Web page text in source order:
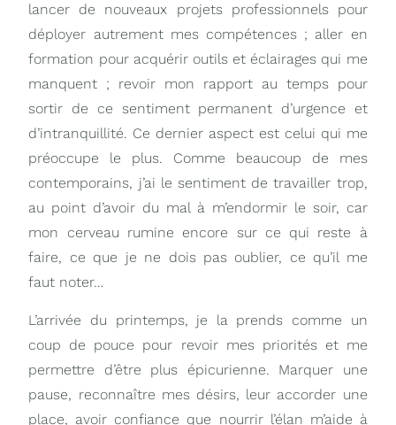
lancer de nouveaux projets professionnels pour
déployer autrement mes compétences ; aller en
formation pour acquérir outils et éclairages qui me
manquent ; revoir mon rapport au temps pour
sortir de ce sentiment permanent d’urgence et
d’intranquillité. Ce dernier aspect est celui qui me
préoccupe le plus. Comme beaucoup de mes
contemporains, j’ai le sentiment de travailler trop,
au point d’avoir du mal à m’endormir le soir, car
mon cerveau rumine encore sur ce qui reste à
faire, ce que je ne dois pas oublier, ce qu’il me
faut noter…
L’arrivée du printemps, je la prends comme un
coup de pouce pour revoir mes priorités et me
permettre d’être plus épicurienne. Marquer une
pause, reconnaître mes désirs, leur accorder une
place, avoir confiance que nourrir l’élan m’aide à